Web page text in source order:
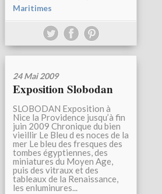
Maritimes
24 Mai 2009
Exposition Slobodan
SLOBODAN Exposition à
Nice la Providence jusqu’à fin
juin 2009 Chronique du bien
vieillir Le Bleu d es noces de la
mer Le bleu des fresques des
tombes égyptiennes, des
miniatures du Moyen Age,
puis des vitraux et des
tableaux de la Renaissance,
les enluminures...